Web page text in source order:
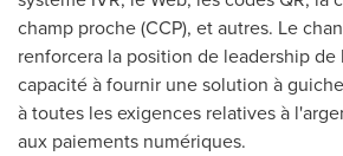
champ proche (CCP), et autres. Le
renforcera la position de leadership
capacité à fournir une solution à
à toutes les exigences relatives à
aux paiements numériques.